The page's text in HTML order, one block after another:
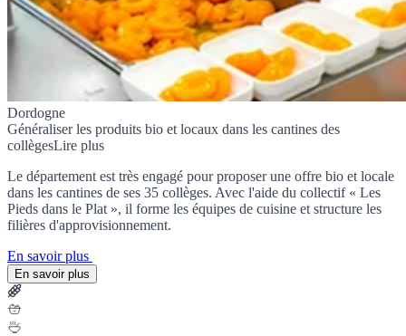
Dordogne
Généraliser les produits bio et locaux dans les cantines des
collègesLire plus
Le département est très engagé pour proposer une offre bio et locale
dans les cantines de ses 35 collèges. Avec l'aide du collectif « Les
Pieds dans le Plat », il forme les équipes de cuisine et structure les
filières d'approvisionnement.
En savoir plus
En savoir plus